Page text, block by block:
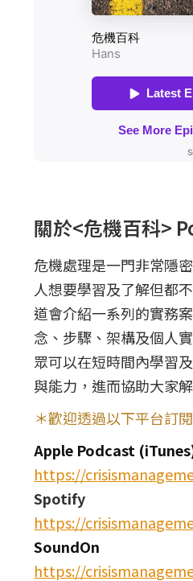
關於<危機百科>
危機處理是一門非常隱
人想要學習及了解但都
道會介紹一系列的實務
念、步驟、架構及個人
眾可以在短時間內學習
與能力，進而協助大家
＊歡迎透過以下平台訂
Apple Podcast
https://
Spotify
https://
SoundOn
https://